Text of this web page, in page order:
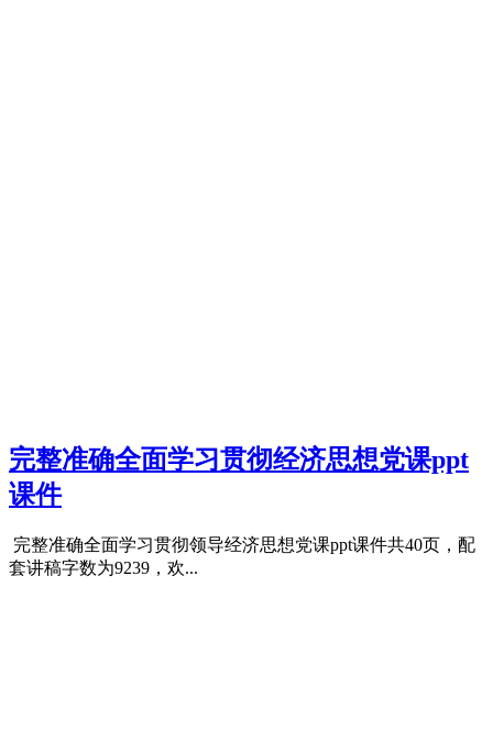
完整准确全面学习贯彻经济思想党课ppt
课件
完整准确全面学习贯彻领导经济思想党课ppt课件共40页，配
套讲稿字数为9239，欢...